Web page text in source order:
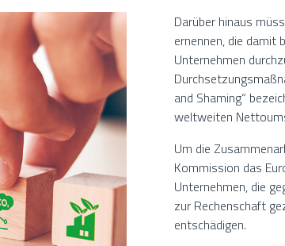
Darüber hinaus
ernennen, die damit
Unternehmen
and Shaming“
weltweiten
Um die
Kommission das
Unternehmen, die
zur Rechenschaft
entschädigen.